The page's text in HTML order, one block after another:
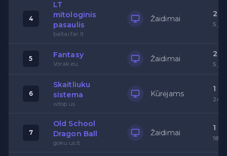
4
LT
mitologinis
pasaulis
baltai.far.lt
Žaidimai
2
5
5 Fantasy
Vorak.eu
Žaidimai
2
5
6
Skaitliuku
sistema
wtop.us
Kūrėjams
1
24
7
Old School
Dragon Ball
goku.us.lt
Žaidimai
1
18